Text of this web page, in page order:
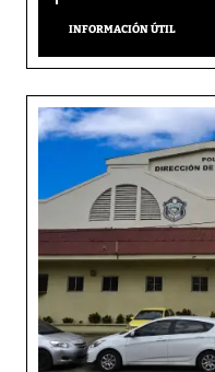
INFORMACIÓN ÚTIL